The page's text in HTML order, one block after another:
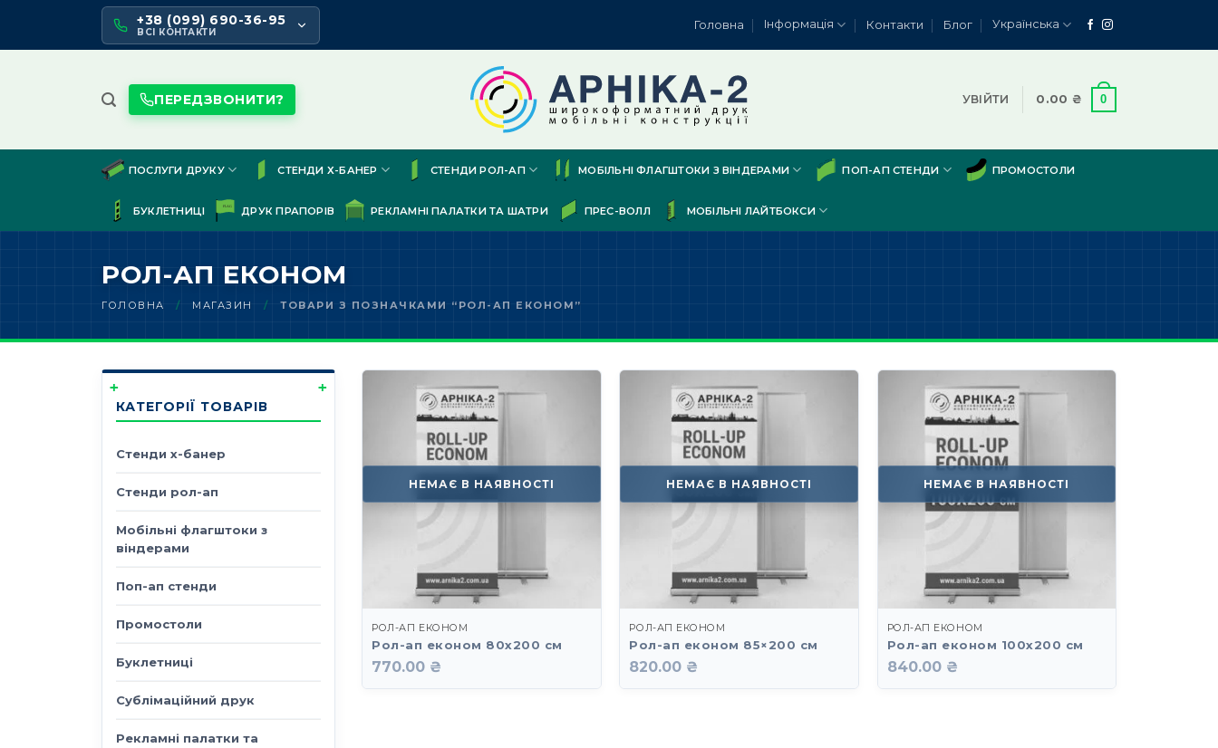
content
+38 (099) 690-36-95
ВСІ КОНТАКТИ
Головна Інформація Контакти Блог Українська
ПЕРЕДЗВОНИТИ? УВІЙТИ 0.00 ₴ 0
ПОСЛУГИ ДРУКУ СТЕНДИ Х-БАНЕР СТЕНДИ РОЛ-АП МОБІЛЬНІ ФЛАГШТОКИ З ВІНДЕРАМИ ПОП-АП СТЕНДИ ПРОМОСТОЛИ
БУКЛЕТНИЦІ ДРУК ПРАПОРІВ РЕКЛАМНІ ПАЛАТКИ ТА ШАТРИ ПРЕС-ВОЛЛ МОБІЛЬНІ ЛАЙТБОКСИ
РОЛ-АП ЕКОНОМ
ГОЛОВНА / МАГАЗИН / ТОВАРИ З ПОЗНАЧКАМИ “РОЛ-АП ЕКОНОМ”
КАТЕГОРІЇ ТОВАРІВ
Стенди х-банер
Стенди рол-ап
Мобільні флагштоки з
віндерами
Поп-ап стенди
Промостоли
Буклетниці
Сублімаційний друк
Рекламні палатки та
НЕМАЄ В НАЯВНОСТІ
РОЛ-АП ЕКОНОМ
Рол-ап економ 80х200 см
770.00 ₴
НЕМАЄ В НАЯВНОСТІ
РОЛ-АП ЕКОНОМ
Рол-ап економ 85×200 см
820.00 ₴
НЕМАЄ В НАЯВНОСТІ
РОЛ-АП ЕКОНОМ
Рол-ап економ 100х200 см
840.00 ₴